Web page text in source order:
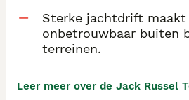
Sterke jachtdrift maakt
onbetrouwbaar buiten
terreinen.
Leer meer over de Jack Russel